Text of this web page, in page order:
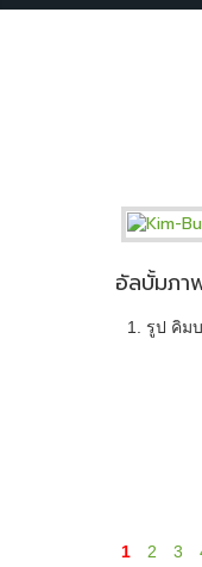
อัลบั้มภ
1. รูป คิม
1 2 3